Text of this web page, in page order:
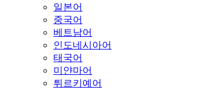
일본어
중국어
베트남어
인도네시아어
태국어
미얀마어
튀르키예어